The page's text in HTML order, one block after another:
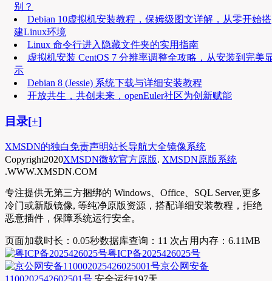
别？
Debian 10虚拟机安装教程，保姆级图文详解，从零开始搭
建Linux环境
Linux 命令行进入隐藏文件夹的实用指南
虚拟机安装 CentOS 7 分辨率调整全攻略，从安装到完美
示
Debian 8 (Jessie) 系统下载与详细安装教程
开放共生，共创未来，openEuler社区为创新赋能
目录[+]
XMSDN的独白免责声明站长导航大全镜像系统
Copyright2020XMSDN微软官方原版. XMSDN原版系统
.WWW.XMSDN.COM
专注提供无第三方捆绑的 Windows、Office、SQL Server,更多
冷门或新版镜像, 等纯净原版资源，搭配详细安装教程，拒绝
恶意插件，保障系统运行安全。
页面加载时长：0.05秒数据库查询：11 次占用内存：6.11MB
粤ICP备2025426025号
京公网安备